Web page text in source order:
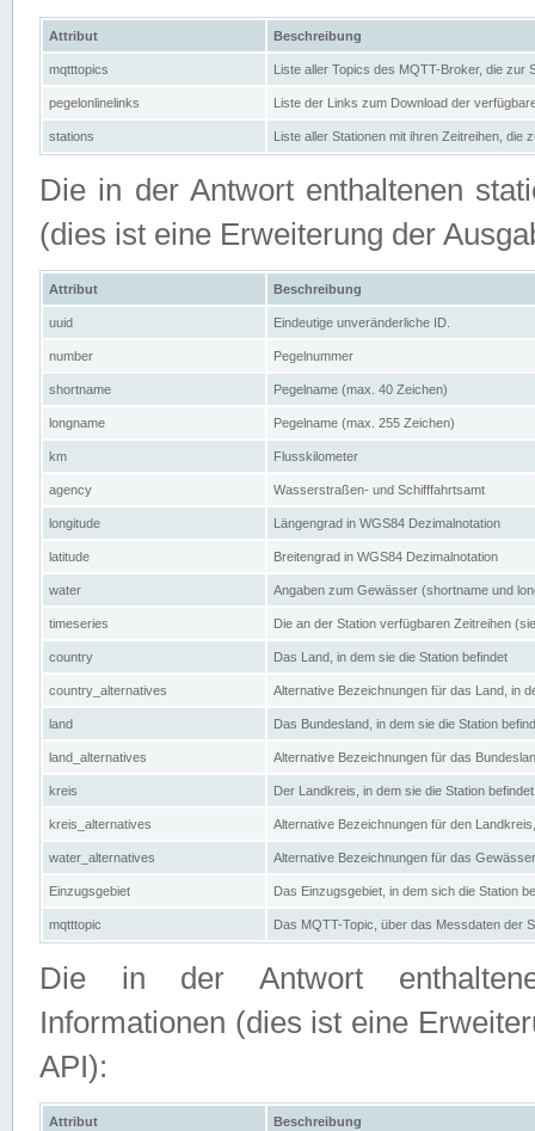
Attribut Beschreibung
mqtttopics Liste aller Topics des MQTT-Broker, die zur
pegelonlinelinks Liste der Links zum Download der
stations Liste aller Stationen mit ihren Zeitreihen, die
Die in der Antwort enthaltenen
(dies ist eine Erweiterung der
Attribut Beschreibung
uuid Eindeutige unveränderliche ID.
number Pegelnummer
shortname Pegelname (max. 40 Zeichen)
longname Pegelname (max. 255 Zeichen)
km Flusskilometer
agency Wasserstraßen- und Schifffahrtsamt
longitude Längengrad in WGS84 Dezimalnotation
latitude Breitengrad in WGS84 Dezimalnotation
water Angaben zum Gewässer (shortname und
timeseries Die an der Station verfügbaren Zeitreihen
country Das Land, in dem sie die Station befindet
country_alternatives Alternative Bezeichnungen für das Land, in
land Das Bundesland, in dem sie die Station
land_alternatives Alternative Bezeichnungen für das
kreis Der Landkreis, in dem sie die Station befindet
kreis_alternatives Alternative Bezeichnungen für den
water_alternatives Alternative Bezeichnungen für das
Einzugsgebiet Das Einzugsgebiet, in dem sich die Station
mqtttopic Das MQTT-Topic, über das Messdaten der
Die in der Antwort
Informationen (dies ist eine
API):
Attribut Beschreibung